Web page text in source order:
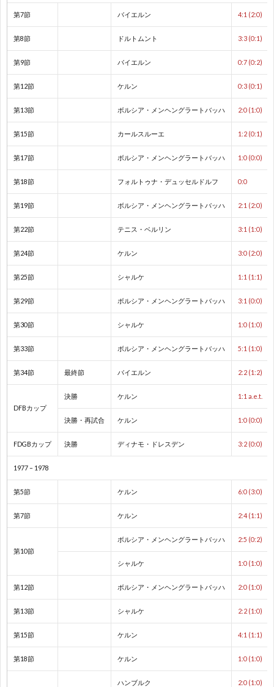
国
際
親
善
第7節 バイエルン 4:1 (2:0)
第8節 ドルトムント 3:3 (0:1)
第9節 バイエルン 0:7 (0:2)
第12節 ケルン 0:3 (0:1)
第13節 ボルシア・メンヘングラートバッハ 2:0 (1:0)
第15節 カールスルーエ 1:2 (0:1)
第17節 ボルシア・メンヘングラートバッハ 1:0 (0:0)
第18節 フォルトゥナ・デュッセルドルフ 0:0
第19節 ボルシア・メンヘングラートバッハ 2:1 (2:0)
第22節 テニス・ベルリン 3:1 (1:0)
第24節 ケルン 3:0 (2:0)
第25節 シャルケ 1:1 (1:1)
第29節 ボルシア・メンヘングラートバッハ 3:1 (0:0)
第30節 シャルケ 1:0 (1:0)
第33節 ボルシア・メンヘングラートバッハ 5:1 (1:0)
第34節 最終節 バイエルン 2:2 (1:2)
DFBカップ
決勝 ケルン 1:1 a.e.t.
決勝・再試合 ケルン 1:0 (0:0)
FDGBカップ 決勝 ディナモ・ドレスデン 3:2 (0:0)
1977 – 1978
第5節 ケルン 6:0 (3:0)
第7節 ケルン 2:4 (1:1)
第10節
ボルシア・メンヘングラートバッハ 2:5 (0:2)
シャルケ 1:0 (1:0)
第12節 ボルシア・メンヘングラートバッハ 2:0 (1:0)
第13節 シャルケ 2:2 (1:0)
第15節 ケルン 4:1 (1:1)
第18節 ケルン 1:0 (1:0)
ハンブルク 2:0 (1:0)